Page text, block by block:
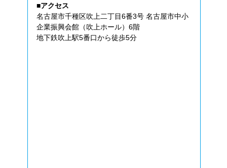
■アクセス
名古屋市千種区吹上二丁目6番3号 名古屋市中小
企業振興会館（吹上ホール）6階
地下鉄吹上駅5番口から徒歩5分